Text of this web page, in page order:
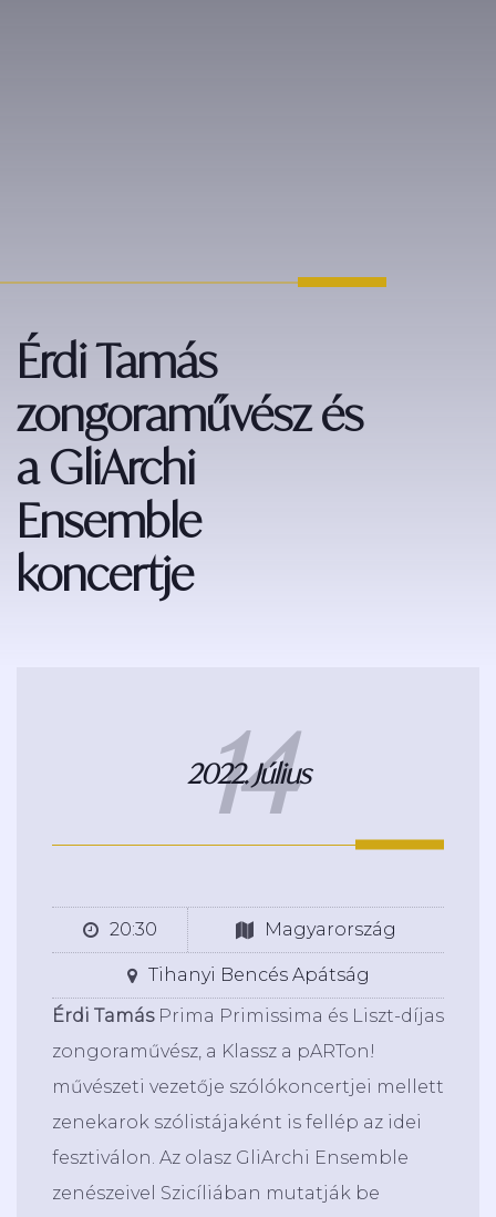
Érdi Tamás
zongoraművész és
a GliArchi
Ensemble
koncertje
2022. Július
14
20:30 Magyarország
Tihanyi Bencés Apátság
Érdi Tamás Prima Primissima és Liszt-díjas
zongoraművész, a Klassz a pARTon!
művészeti vezetője szólókoncertjei mellett
zenekarok szólistájaként is fellép az idei
fesztiválon. Az olasz GliArchi Ensemble
zenészeivel Szicíliában mutatják be